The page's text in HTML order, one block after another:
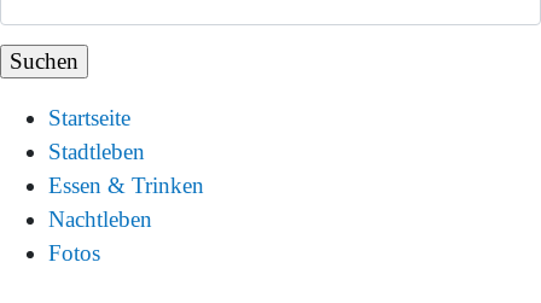
Startseite
Stadtleben
Essen & Trinken
Nachtleben
Fotos